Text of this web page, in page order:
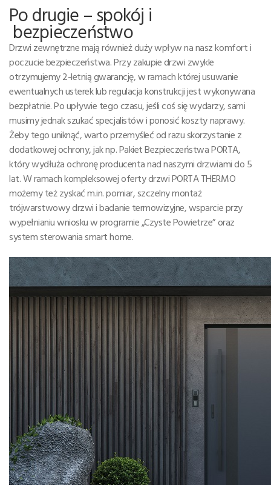
Po drugie – spokój i
bezpieczeństwo
Drzwi zewnętrzne mają również duży wpływ na nasz komfort i
poczucie bezpieczeństwa. Przy zakupie drzwi zwykle
otrzymujemy 2-letnią gwarancję, w ramach której usuwanie
ewentualnych usterek lub regulacja konstrukcji jest wykonywana
bezpłatnie. Po upływie tego czasu, jeśli coś się wydarzy, sami
musimy jednak szukać specjalistów i ponosić koszty naprawy.
Żeby tego uniknąć, warto przemyśleć od razu skorzystanie z
dodatkowej ochrony, jak np. Pakiet Bezpieczeństwa PORTA,
który wydłuża ochronę producenta nad naszymi drzwiami do 5
lat. W ramach kompleksowej oferty drzwi PORTA THERMO
możemy też zyskać m.in. pomiar, szczelny montaż
trójwarstwowy drzwi i badanie termowizyjne, wsparcie przy
wypełnianiu wniosku w programie „Czyste Powietrze” oraz
system sterowania smart home.